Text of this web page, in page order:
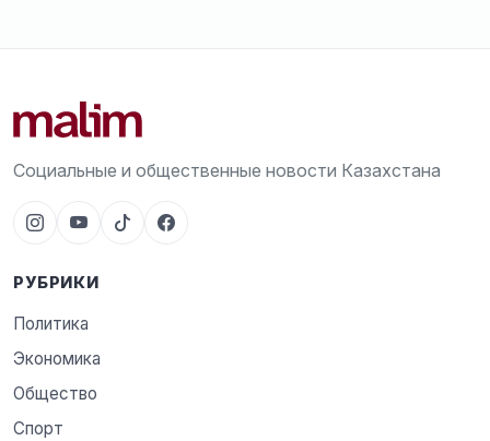
Социальные и общественные новости Казахстана
РУБРИКИ
Политика
Экономика
Общество
Спорт